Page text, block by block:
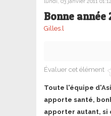
Bonne année
Gilles.l
Évaluer cet élément
Toute l'équipe
apporte santé,
apporter autant, si